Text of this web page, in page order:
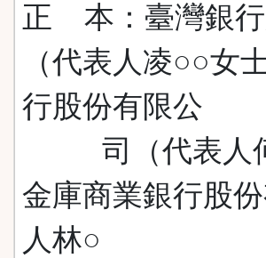
正 本：臺灣銀行
（代表人凌○○女
行股份有限公
司（代表人何
金庫商業銀行股
人林○